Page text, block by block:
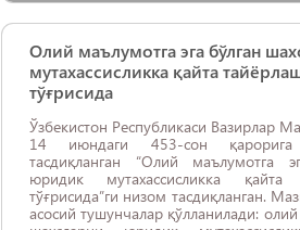
Олий маълумотга эга бўлган
мутахассисликка қайта
тўғрисида
Ўзбекистон Республикаси Вазирлар
14 июндаги 453-сон
тасдиқланган “Олий маълумотга
юридик мутахассисликка қайта
тўғрисида”ги низом тасдиқланган.
асосий тушунчалар қўлланилади: олий